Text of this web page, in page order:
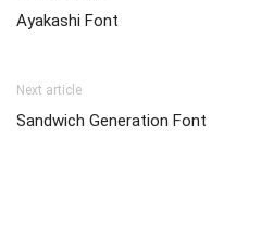
Ayakashi Font
Next article
Sandwich Generation Font